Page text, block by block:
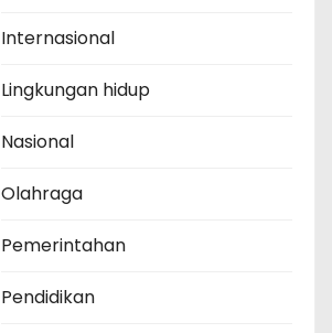
Internasional
Lingkungan hidup
Nasional
Olahraga
Pemerintahan
Pendidikan